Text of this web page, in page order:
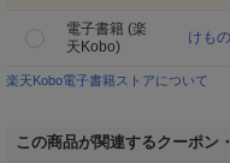
電子書籍 (楽
天Kobo)
けも
楽天Kobo電子書籍ストアについて
この商品が関連するクーポン